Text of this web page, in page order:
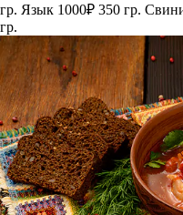
гр. Язык 1000₽ 350 гр.
гр.